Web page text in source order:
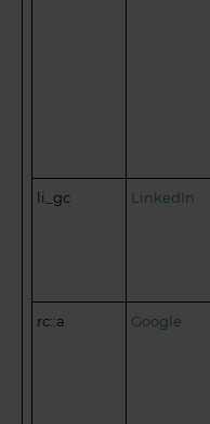
li_gc LinkedIn
rc::a Google